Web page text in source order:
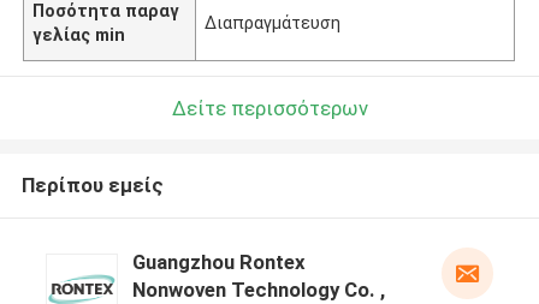
Ποσότητα παραγ
γελίας min
Διαπραγμάτευση
Δείτε περισσότερων
Περίπου εμείς
Guangzhou Rontex
Nonwoven Technology Co. ,